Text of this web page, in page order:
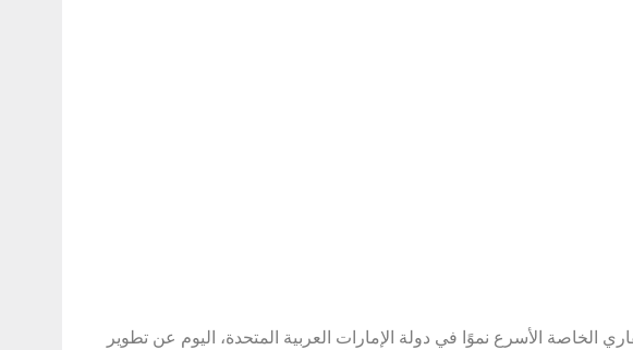
الخاصة الأسرع نموًا في دولة الإمارات العربية المتحدة، اليوم عن تطوير